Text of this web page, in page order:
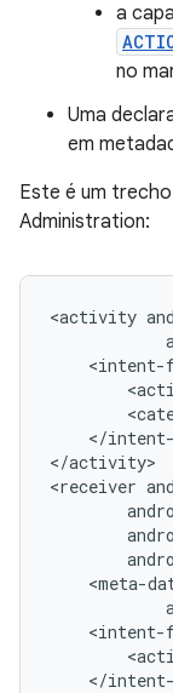
a
no
Uma
em
Este é um
Administration:
<activity
</
</activity>
<receiver
<meta-
</